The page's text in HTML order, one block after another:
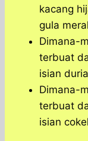
kacang
gula
Dimana-
terbuat
isian
Dimana-
terbuat
isian